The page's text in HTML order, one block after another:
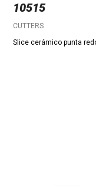
10515
CUTTERS
Slice cerámico punta